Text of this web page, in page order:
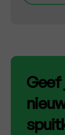
Geef